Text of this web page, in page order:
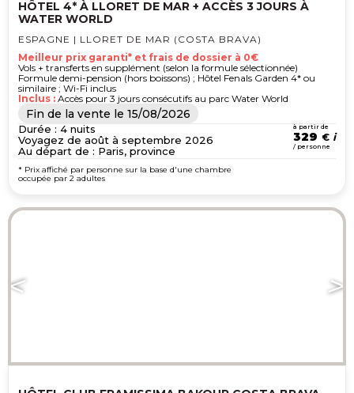
HÔTEL 4* À LLORET DE MAR + ACCÈS 3 JOURS À
WATER WORLD
ESPAGNE | LLORET DE MAR (COSTA BRAVA)
Meilleur prix garanti* et frais de dossier à 0€
Vols + transferts en supplément (selon la formule sélectionnée)
Formule demi-pension (hors boissons) ; Hôtel Fenals Garden 4* ou
similaire ; Wi-Fi inclus
Inclus : Accès pour 3 jours consécutifs au parc Water World
Fin de la vente le 15/08/2026
Durée : 4 nuits
Voyagez de août à septembre 2026
Au départ de : Paris, province
à partir de
329 €
/ personne
* Prix affiché par personne sur la base d'une chambre
occupée par 2 adultes